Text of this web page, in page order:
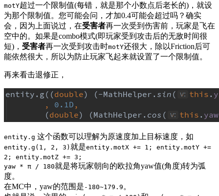
motY超过一个限制值(每错，就是那个小数点后老长的)，就设
为那个限制值。您可能会问，才加0.4可能会超过吗？确实
会，因为上面说过，在受害者再一次受到伤害前，玩家是飞在
空中的。如果是combo模式(即玩家受到攻击后的无敌时间很
短)， 受害者再一次受到攻击时motY还很大，除以Friction后可
能依然很大，所以为防止玩家飞起来就设置了一个限制值。
再来看击退修正，
entity.g 这个函数可以理解为原速度加上目标速度，如
entity.g(1, 2, 3) 就是entity.motX += 1; entity.motY +=
2; entity.motZ += 3;
yaw * π / 180就是将玩家朝向的欧拉角yaw值(角度)转为弧
度。
在MC中，yaw的范围是 -180~179.9 。